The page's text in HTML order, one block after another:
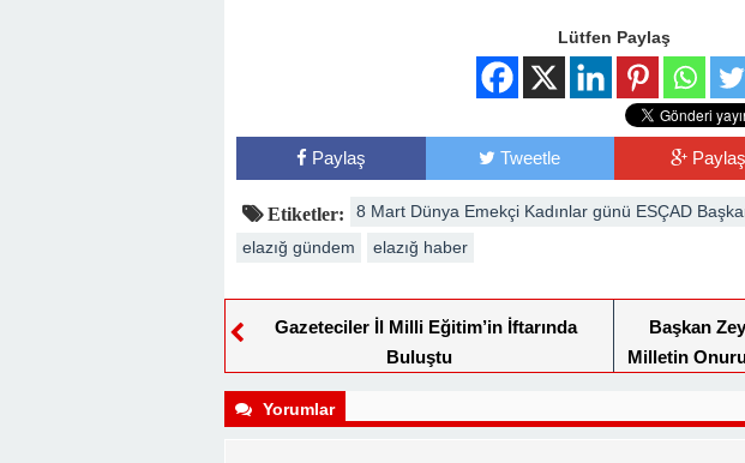
Lütfen Paylaş
Paylaş Tweetle Paylaş
Etiketler:
8 Mart Dünya Emekçi Kadınlar günü ESÇAD
elazığ gündem
elazığ haber
Gazeteciler İl Milli Eğitim’in İftarında
Buluştu
Başkan
Milletin
Yorumlar